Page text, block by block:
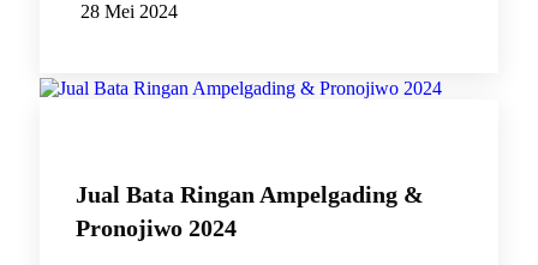
28 Mei 2024
Jual Bata Ringan Ampelgading &
Pronojiwo 2024